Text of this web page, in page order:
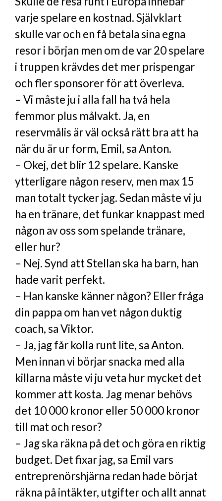
varje spelare en kostnad. Självklart
skulle var och en få betala sina egna
resor i början men om de var 20 spelare
i truppen krävdes det mer prispengar
och fler sponsorer för att överleva.
– Vi måste ju i alla fall ha två hela
femmor plus målvakt. Ja, en
reservmålis är väl också rätt bra att ha
när du är ur form, Emil, sa Anton.
– Okej, det blir 12 spelare. Kanske
ytterligare någon reserv, men max 15
man totalt tycker jag. Sedan måste vi ju
ha en tränare, det funkar knappast med
någon av oss som spelande tränare,
eller hur?
– Nej. Synd att Stellan ska ha barn, han
hade varit perfekt.
– Han kanske känner någon? Eller fråga
din pappa om han vet någon duktig
coach, sa Viktor.
– Ja, jag får kolla runt lite, sa Anton.
Men innan vi börjar snacka med alla
killarna måste vi ju veta hur mycket det
kommer att kosta. Jag menar behövs
det 10 000 kronor eller 50 000 kronor
till mat och resor?
– Jag ska räkna på det och göra en riktig
budget. Det fixar jag, sa Emil vars
entreprenörshjärna redan hade börjat
räkna på intäkter, utgifter och allt annat